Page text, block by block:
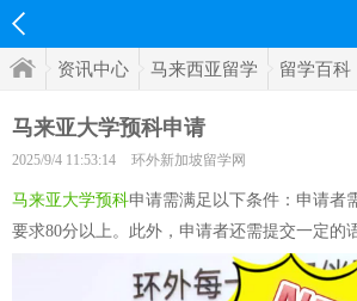
资讯中心 马来西亚留学 留学百科
马来亚大学预科申请
2025/9/4 11:53:14 环外新加坡留学网
马来亚大学预科申请需满足以下条件：申请者
要求80分以上。此外，申请者还需提交一定的